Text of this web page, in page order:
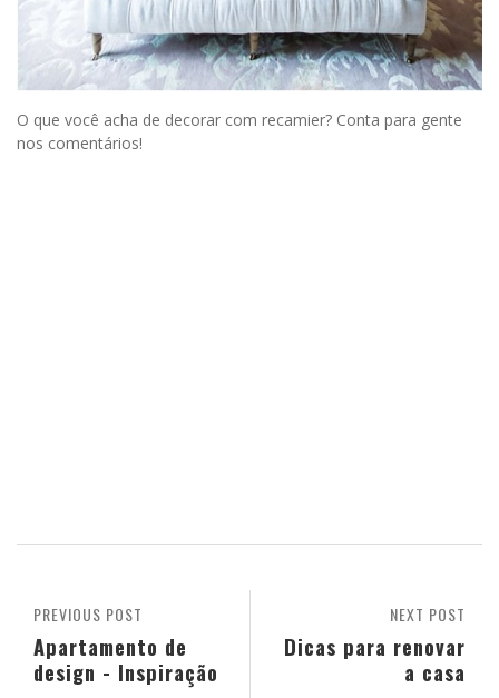
O que você acha de decorar com recamier? Conta para gente
nos comentários!
NEXT POST
Dicas para renovar
a casa
PREVIOUS POST
Apartamento de
design - Inspiração